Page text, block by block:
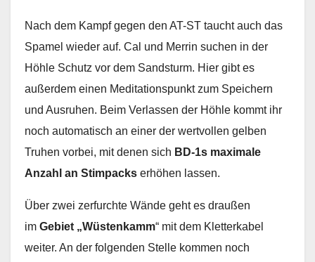
Nach dem Kampf gegen den AT-ST taucht auch das
Spamel wieder auf. Cal und Merrin suchen in der
Höhle Schutz vor dem Sandsturm. Hier gibt es
außerdem einen Meditationspunkt zum Speichern
und Ausruhen. Beim Verlassen der Höhle kommt ihr
noch automatisch an einer der wertvollen gelben
Truhen vorbei, mit denen sich BD-1s maximale
Anzahl an Stimpacks erhöhen lassen.
Über zwei zerfurchte Wände geht es draußen
im Gebiet „Wüstenkamm“ mit dem Kletterkabel
weiter. An der folgenden Stelle kommen noch